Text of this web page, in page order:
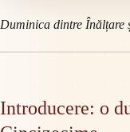
Duminica dintre Înălțare
Introducere: o